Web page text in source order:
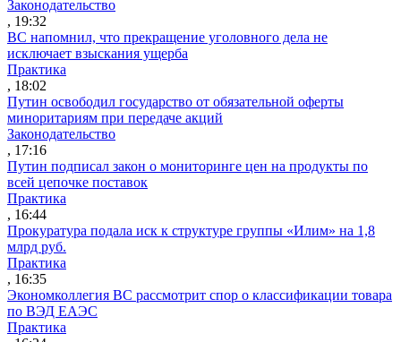
Законодательство
, 19:32
ВС напомнил, что прекращение уголовного дела не
исключает взыскания ущерба
Практика
, 18:02
Путин освободил государство от обязательной оферты
миноритариям при передаче акций
Законодательство
, 17:16
Путин подписал закон о мониторинге цен на продукты по
всей цепочке поставок
Практика
, 16:44
Прокуратура подала иск к структуре группы «Илим» на 1,8
млрд руб.
Практика
, 16:35
Экономколлегия ВС рассмотрит спор о классификации товара
по ВЭД ЕАЭС
Практика